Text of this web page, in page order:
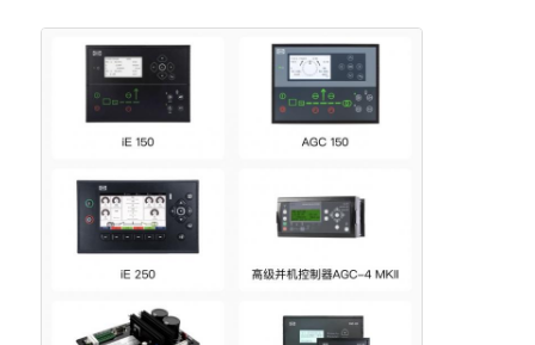
문의하기
조용한 디젤 엔진 발전기 세트
디젤 생성기 세트
가솔린 발전기 세트